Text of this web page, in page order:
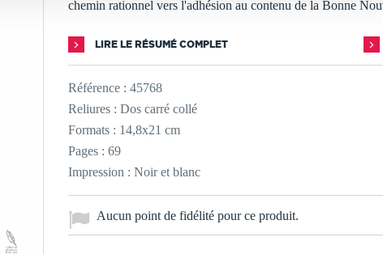
chemin rationnel vers l'adhésion au contenu de la Bonne
LIRE LE RÉSUMÉ COMPLET
Référence : 45768
Reliures : Dos carré collé
Formats : 14,8x21 cm
Pages : 69
Impression : Noir et blanc
Aucun point de fidélité pour ce produit.